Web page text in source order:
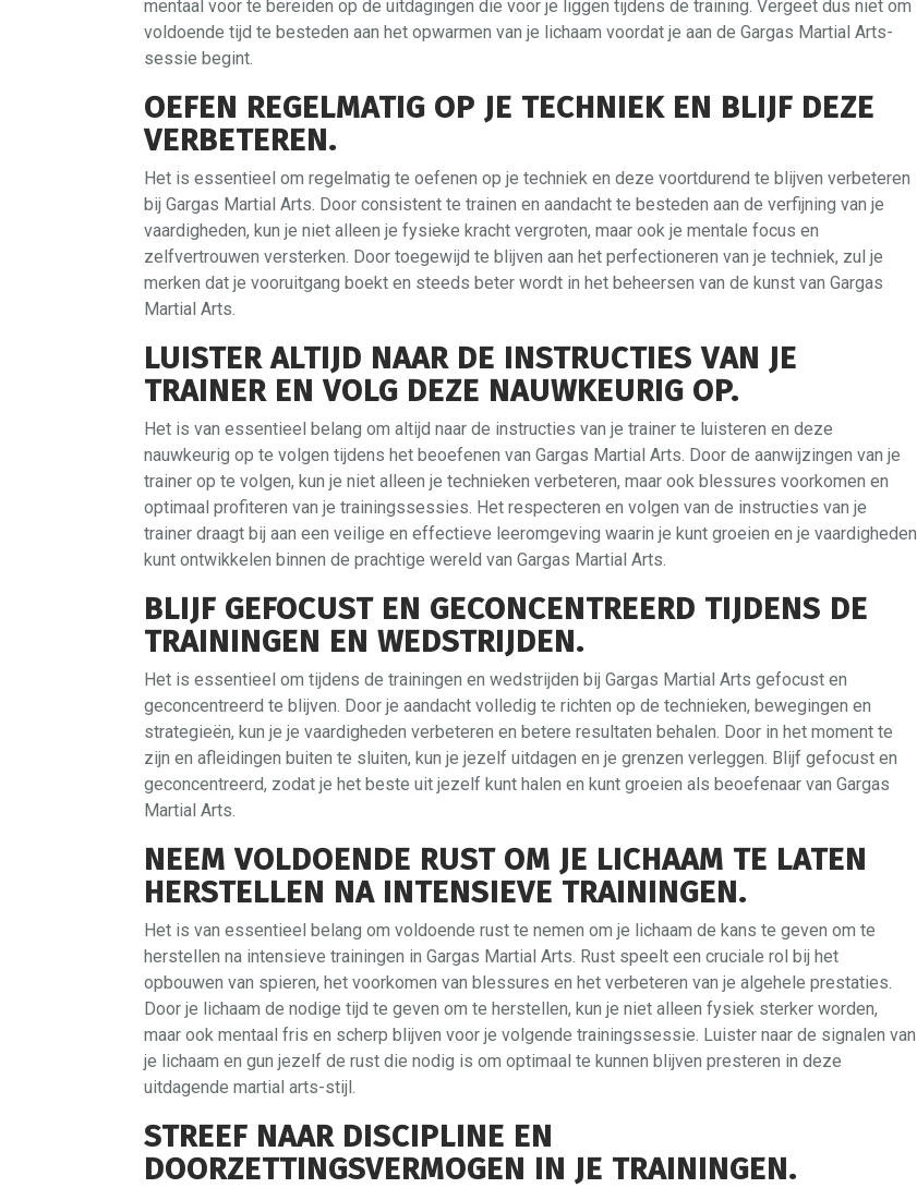
mentaal voor te bereiden op de uitdagingen die voor je liggen tijdens de training. Vergeet dus niet om
voldoende tijd te besteden aan het opwarmen van je lichaam voordat je aan de Gargas Martial Arts-
sessie begint.
OEFEN REGELMATIG OP JE TECHNIEK EN BLIJF DEZE
VERBETEREN.
Het is essentieel om regelmatig te oefenen op je techniek en deze voortdurend te blijven verbeteren
bij Gargas Martial Arts. Door consistent te trainen en aandacht te besteden aan de verfijning van je
vaardigheden, kun je niet alleen je fysieke kracht vergroten, maar ook je mentale focus en
zelfvertrouwen versterken. Door toegewijd te blijven aan het perfectioneren van je techniek, zul je
merken dat je vooruitgang boekt en steeds beter wordt in het beheersen van de kunst van Gargas
Martial Arts.
LUISTER ALTIJD NAAR DE INSTRUCTIES VAN JE
TRAINER EN VOLG DEZE NAUWKEURIG OP.
Het is van essentieel belang om altijd naar de instructies van je trainer te luisteren en deze
nauwkeurig op te volgen tijdens het beoefenen van Gargas Martial Arts. Door de aanwijzingen van je
trainer op te volgen, kun je niet alleen je technieken verbeteren, maar ook blessures voorkomen en
optimaal profiteren van je trainingssessies. Het respecteren en volgen van de instructies van je
trainer draagt bij aan een veilige en effectieve leeromgeving waarin je kunt groeien en je vaardigheden
kunt ontwikkelen binnen de prachtige wereld van Gargas Martial Arts.
BLIJF GEFOCUST EN GECONCENTREERD TIJDENS DE
TRAININGEN EN WEDSTRIJDEN.
Het is essentieel om tijdens de trainingen en wedstrijden bij Gargas Martial Arts gefocust en
geconcentreerd te blijven. Door je aandacht volledig te richten op de technieken, bewegingen en
strategieën, kun je je vaardigheden verbeteren en betere resultaten behalen. Door in het moment te
zijn en afleidingen buiten te sluiten, kun je jezelf uitdagen en je grenzen verleggen. Blijf gefocust en
geconcentreerd, zodat je het beste uit jezelf kunt halen en kunt groeien als beoefenaar van Gargas
Martial Arts.
NEEM VOLDOENDE RUST OM JE LICHAAM TE LATEN
HERSTELLEN NA INTENSIEVE TRAININGEN.
Het is van essentieel belang om voldoende rust te nemen om je lichaam de kans te geven om te
herstellen na intensieve trainingen in Gargas Martial Arts. Rust speelt een cruciale rol bij het
opbouwen van spieren, het voorkomen van blessures en het verbeteren van je algehele prestaties.
Door je lichaam de nodige tijd te geven om te herstellen, kun je niet alleen fysiek sterker worden,
maar ook mentaal fris en scherp blijven voor je volgende trainingssessie. Luister naar de signalen van
je lichaam en gun jezelf de rust die nodig is om optimaal te kunnen blijven presteren in deze
uitdagende martial arts-stijl.
STREEF NAAR DISCIPLINE EN
DOORZETTINGSVERMOGEN IN JE TRAININGEN.